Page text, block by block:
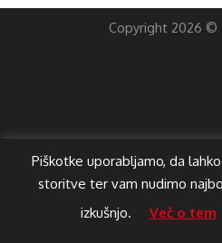
Piškotke uporabljamo, da
storitve ter vam nudimo
izkušnjo.
Več o tem
Copyright 2026 ©